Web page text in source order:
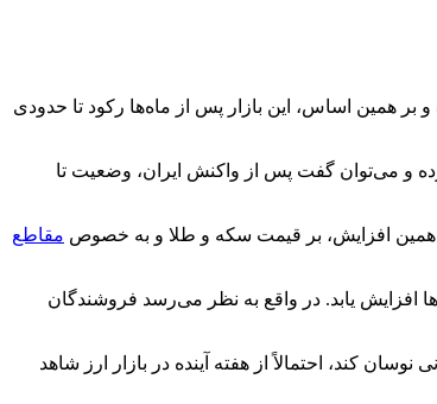
بر همین اساس، این بازار پس از ماه‌ها رکود تا حدودی
و می‌توان گفت پس از واکنش ایران، وضعیت تا
مقاطع
کرده و برخی قیمت‌ها افزایش یابد. در واقع به نظر می‌رسد فروشندگان
شود و نرخ دلار در کانال ۶۴ هزار تومانی نوسان کند، احتمالاً از هفته آینده در بازار ارز شاهد